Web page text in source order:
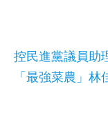
控民進黨議員助
「最強菜農」